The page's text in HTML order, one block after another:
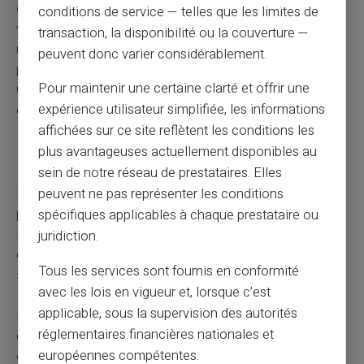
délai de régularisationoù les allocations restent
versées. Ce délai laissant le temps au jeune de trouver
une autre formation ou un emploi sans coupure brutale
pour les parents. Prenez soin de vérifier auprès de la
CAF pour connaître la durée exacte de ce délai et les
conditions à remplir pour en bénéficier.
Enfant en service civique
Le statut d'un enfant engagé dans un service civique est
particulier en ce qui concerne les allocations familiales.
Puisque le service civique est considéré comme un
engagement non rémunéré, cela peut avoir un
sur le droitaux allocations.
Pour le calcul des ressources prises en compte, la CAF
considère généralement l'indemnité perçue par l'enfant
en service civique. Cependant, cette indemnité bénéficie
conditions de service — telles que les limites de
transaction, la disponibilité ou la couverture —
peuvent donc varier considérablement.
Pour maintenir une certaine clarté et offrir une
expérience utilisateur simplifiée, les informations
affichées sur ce site reflètent les conditions les
plus avantageuses actuellement disponibles au
sein de notre réseau de prestataires. Elles
peuvent ne pas représenter les conditions
spécifiques applicables à chaque prestataire ou
juridiction.
Tous les services sont fournis en conformité
avec les lois en vigueur et, lorsque c’est
applicable, sous la supervision des autorités
réglementaires financières nationales et
européennes compétentes.